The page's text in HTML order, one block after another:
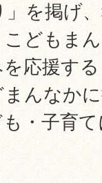
を掲げ
どもま
応援す
んなか
・子育